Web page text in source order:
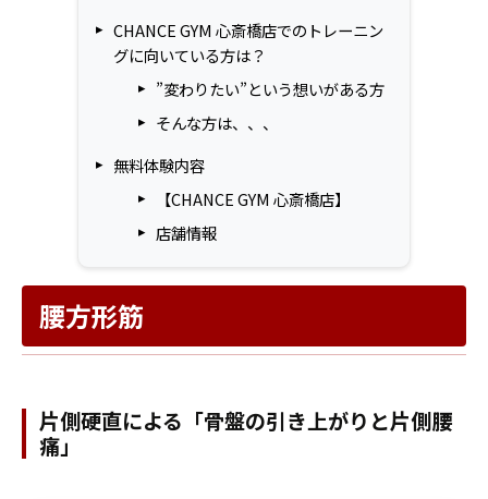
CHANCE GYM 心斎橋店でのトレーニン
グに向いている方は？
”変わりたい”という想いがある方
そんな方は、、、
無料体験内容
【CHANCE GYM 心斎橋店】
店舗情報
腰方形筋
片側硬直による「骨盤の引き上がりと片側腰
痛」